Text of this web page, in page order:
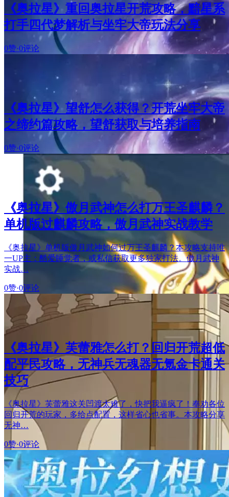
《奥拉星》重回奥拉星开荒攻略，黯星系
打手四代梦解析与坐牢大帝玩法分享
0赞·0评论
《奥拉星》望舒怎么获得？开荒坐牢大帝
之缔约篇攻略，望舒获取与培养指南
0赞·0评论
《奥拉星》傲月武神怎么打万王圣麒麟？
单机版过麒麟攻略，傲月武神实战教学
《奥拉星》单机版傲月武神如何过万王圣麒麟？本攻略支持唯
一UP主：酷爱睡觉者，或私信获取更多独家打法。傲月武神
实战…
0赞·0评论
《奥拉星》芙蕾雅怎么打？回归开荒超低
配平民攻略，无神兵无魂器无氪金卡通关
技巧
《奥拉星》芙蕾雅这关凹渡太难了，快把我逼疯了！奉劝各位
回归开荒的玩家，多给点配置，这样省心也省事。本攻略分享
无神…
0赞·0评论